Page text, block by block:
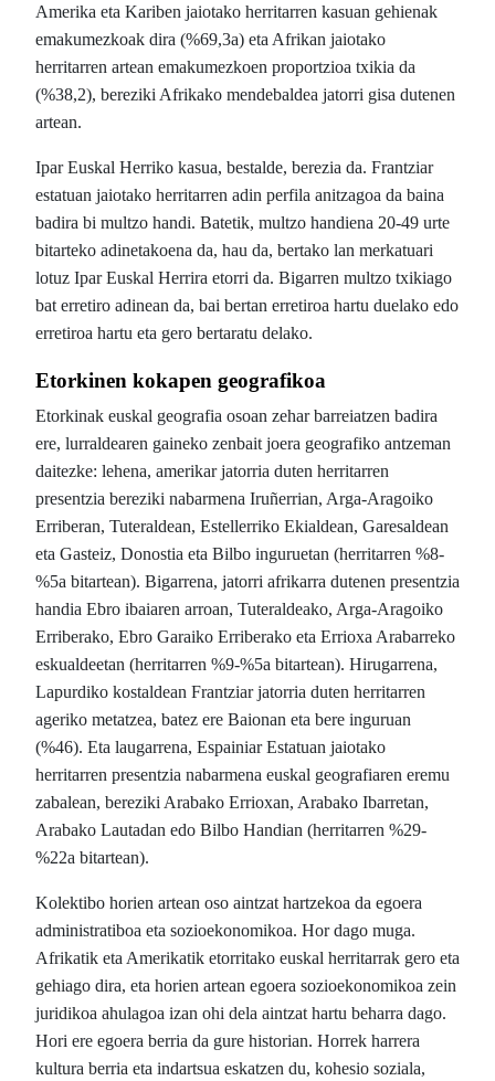
Amerika eta Kariben jaiotako herritarren kasuan gehienak
emakumezkoak dira (%69,3a) eta Afrikan jaiotako
herritarren artean emakumezkoen proportzioa txikia da
(%38,2), bereziki Afrikako mendebaldea jatorri gisa dutenen
artean.
Ipar Euskal Herriko kasua, bestalde, berezia da. Frantziar
estatuan jaiotako herritarren adin perfila anitzagoa da baina
badira bi multzo handi. Batetik, multzo handiena 20-49 urte
bitarteko adinetakoena da, hau da, bertako lan merkatuari
lotuz Ipar Euskal Herrira etorri da. Bigarren multzo txikiago
bat erretiro adinean da, bai bertan erretiroa hartu duelako edo
erretiroa hartu eta gero bertaratu delako.
Etorkinen kokapen geografikoa
Etorkinak euskal geografia osoan zehar barreiatzen badira
ere, lurraldearen gaineko zenbait joera geografiko antzeman
daitezke: lehena, amerikar jatorria duten herritarren
presentzia bereziki nabarmena Iruñerrian, Arga-Aragoiko
Erriberan, Tuteraldean, Estellerriko Ekialdean, Garesaldean
eta Gasteiz, Donostia eta Bilbo inguruetan (herritarren %8-
%5a bitartean). Bigarrena, jatorri afrikarra dutenen presentzia
handia Ebro ibaiaren arroan, Tuteraldeako, Arga-Aragoiko
Erriberako, Ebro Garaiko Erriberako eta Errioxa Arabarreko
eskualdeetan (herritarren %9-%5a bitartean). Hirugarrena,
Lapurdiko kostaldean Frantziar jatorria duten herritarren
ageriko metatzea, batez ere Baionan eta bere inguruan
(%46). Eta laugarrena, Espainiar Estatuan jaiotako
herritarren presentzia nabarmena euskal geografiaren eremu
zabalean, bereziki Arabako Errioxan, Arabako Ibarretan,
Arabako Lautadan edo Bilbo Handian (herritarren %29-
%22a bitartean).
Kolektibo horien artean oso aintzat hartzekoa da egoera
administratiboa eta sozioekonomikoa. Hor dago muga.
Afrikatik eta Amerikatik etorritako euskal herritarrak gero eta
gehiago dira, eta horien artean egoera sozioekonomikoa zein
juridikoa ahulagoa izan ohi dela aintzat hartu beharra dago.
Hori ere egoera berria da gure historian. Horrek harrera
kultura berria eta indartsua eskatzen du, kohesio soziala,